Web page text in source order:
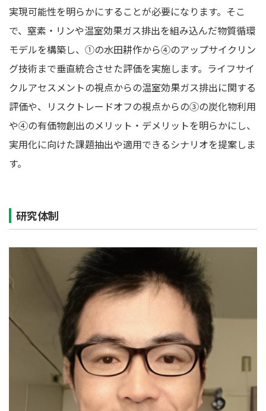
実現可能性を明らかにすることが必要になります。そこ
で、窒素・リンや温室効果ガス排出を組み込んだ物質循環
モデルを構築し、①の水田耕作から④のアップサイクリン
グ技術まで垂直統合させた評価を実施します。ライフサイ
クルアセスメントの視点からの温室効果ガス排出に関する
評価や、リスクトレードオフの視点からの③の炭化物利用
や④の有価物創出のメリット・デメリットを明らかにし、
実用化に向けた課題抽出や適用できるシナリオを提案しま
す。
研究体制